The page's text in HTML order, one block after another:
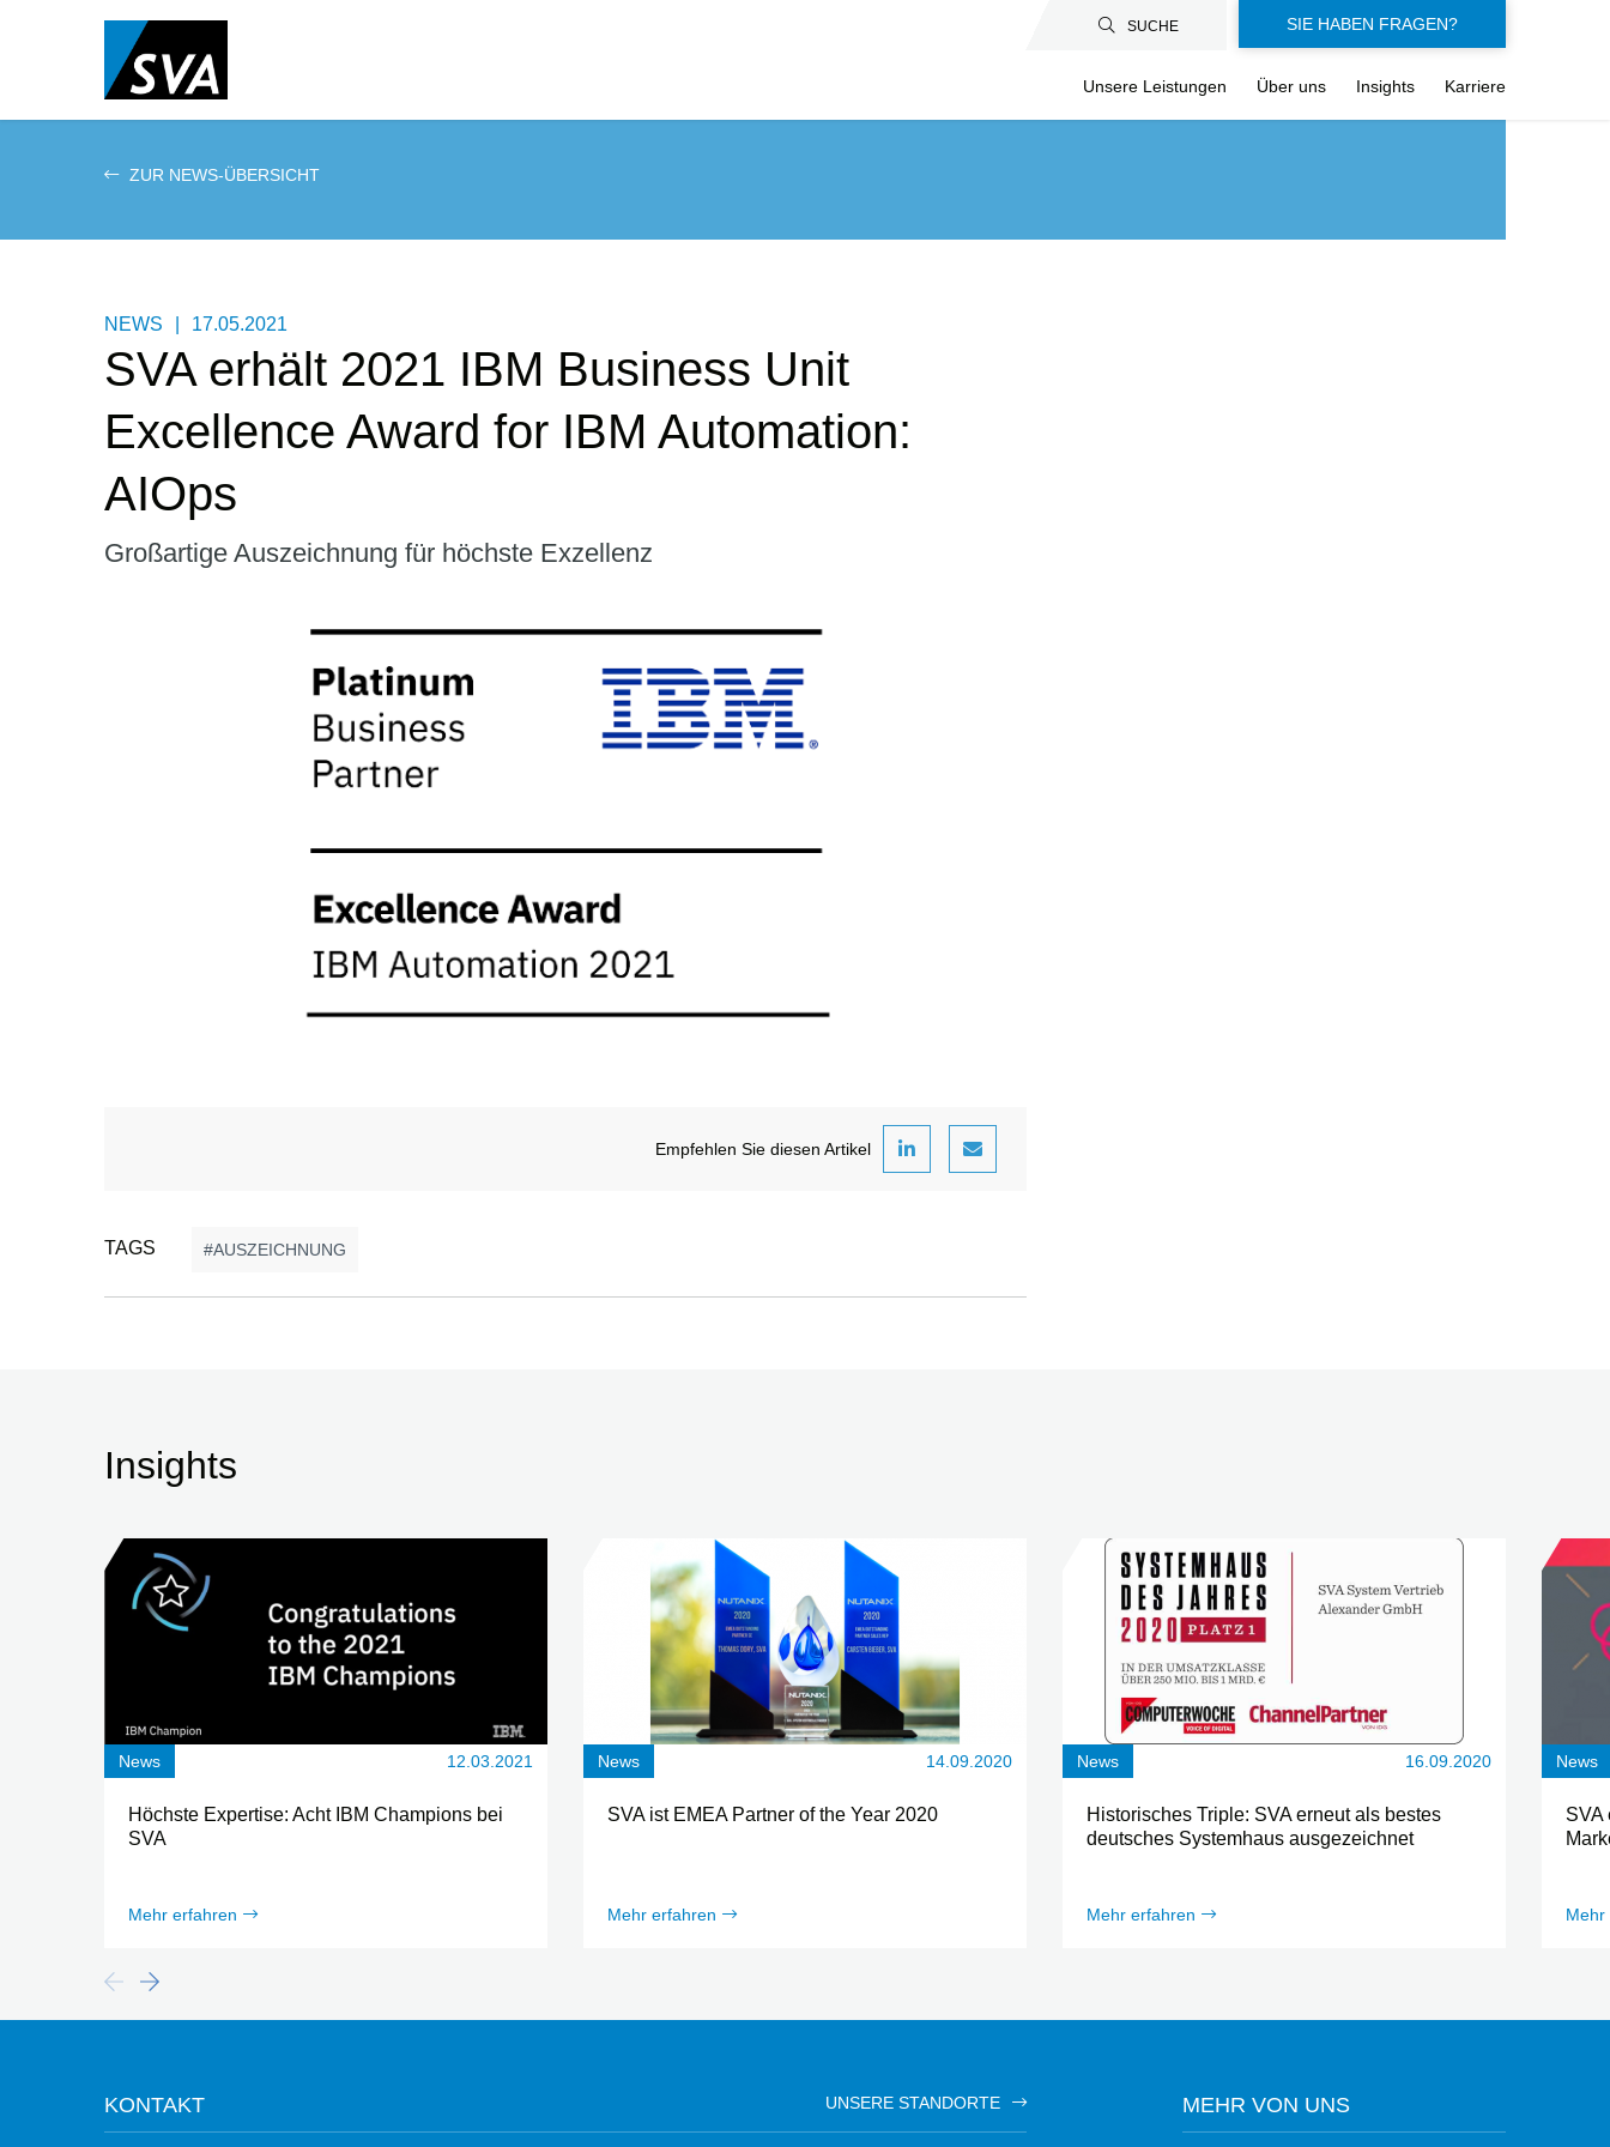
SUCHE SIE HABEN FRAGEN?
Unsere Leistungen Über uns Insights Karriere
ZUR NEWS-ÜBERSICHT
NEWS 17.05.2021
SVA erhält 2021 IBM Business Unit
Excellence Award for IBM Automation:
AIOps
Großartige Auszeichnung für höchste Exzellenz
Empfehlen Sie diesen Artikel
TAGS AUSZEICHNUNG
Insights
News 12.03.2021
Höchste Expertise: Acht IBM Champions bei
SVA
Mehr erfahren
News 14.09.2020
SVA ist EMEA Partner of the Year 2020
Mehr erfahren
News 16.09.2020
Historisches Triple: SVA erneut als bestes
deutsches Systemhaus ausgezeichnet
Mehr erfahren
News
SVA
Mehr
KONTAKT UNSERE STANDORTE MEHR VON UNS